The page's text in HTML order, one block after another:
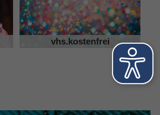
vhs.kostenfrei